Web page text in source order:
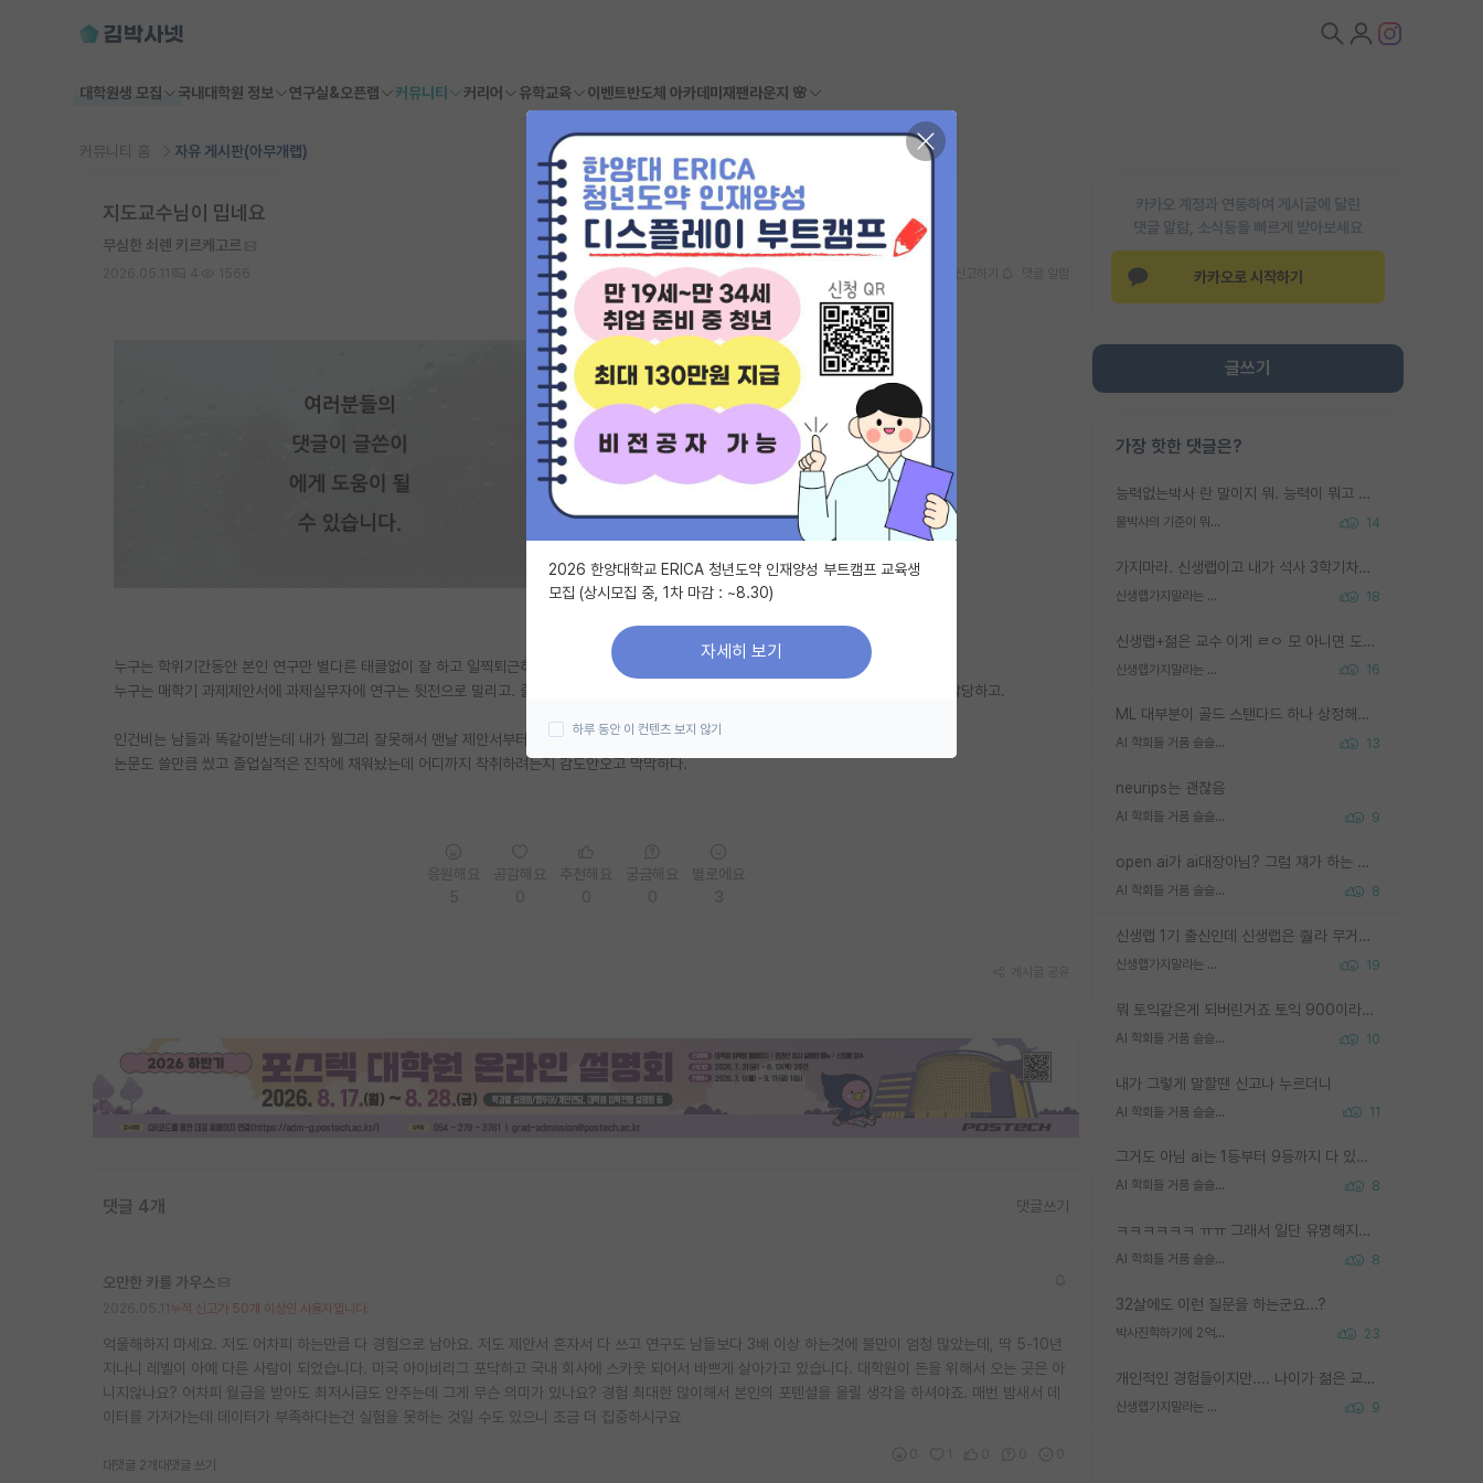
대학원생 모집 국내대학원 정보 연구실&오픈랩 커뮤니티 커리어 유학교육 이벤트반도체 아카데미 재팬라운지 🌸
커뮤니티 홈 자유 게시판(아무개랩)
카카오 계정과 연동하여 게시글에 달린
댓글 알람, 소식등을 빠르게 받아보세요
카카오로 시작하기
글쓰기
가장 핫한 댓글은?
능력없는박사 란 말이지 뭐. 능력이 뭐고 능력이 있다는게 뭔지는 사람마다 기준이 다르니까 얘기해봐야 서로 자기 기준만 얘기해서 논쟁이 끝이 안나고. 주위에서 능력있고 야심있는 신입생이 교수가 유의미한 피드백을 아예 안주면서 제대로된 과제에 참여해볼 기회도 제공하지 않고 잡일 뺑뺑이만 돌려서 맨날 단순작업만 하면서 밤새다가 눈빛이 점점 죽어가는걸 본 사람은 물박사는 교수탓이라고 하고, 교수는 이것저것 알려도 주고 기회도 주고 사수 동기 붙여주면서 어떻게든 끌고가려고 하는데 본인이 매일 뺀질거리면서 출근 하는둥마는둥 하다가 기껏 와서도 폰이나 쳐다보다가 실험 망치고 저녁약속있어서 먼저 가볼게요~ 하는걸 본 사람은 물박사는 본인탓이라고 함.
물박사의 기준이 뭐임? 14
가지마라. 신생랩이고 내가 석사 3학기차인데 최고참인데 나도 아무것도 모르는데 교수가 후배들 왜 논문 교육 안시키냐. 논문 왜 안 써오냐 닦달한다
신생랩가지말라는 이유가 있었구나 18
신생랩+젊은 교수 이게 ㄹㅇ 모 아니면 도인듯.
신생랩가지말라는 이유가 있었구나 16
ML 대부분이 골드 스탠다드 하나 상정해놓고 (벤치마크 데이터셋이 여러 개면 여러 개 상정) 그거 얼마나 잘 맞추나 싸움임 가끔 번뜩이는 설계 철학을 보여주는 논문들도 있지만 대부분 그거 성적 얼마나 더 올리느라에 혈안이 되어 있는 측면이 잇음
AI 학회들 거품 슬슬 지적이 나오네요 13
neurips는 괜찮음
AI 학회들 거품 슬슬 지적이 나오네요 9
open ai가 ai대장아님? 그럼 쟤가 하는 말이 다 맞겠네
AI 학회들 거품 슬슬 지적이 나오네요 8
신생랩 1기 출신인데 신생랩은 줠라 무거운 바벨 같은거임. 들면 대박인데 못들면 깔려 죽음. 아무도 알려주지 않는 환경에서 자생해야하지만, 일단 살아남았다면 그 어떤 사람보다 악착같고 생존력 높은 사람으로 거듭날 수 있음
신생랩가지말라는 이유가 있었구나 19
뭐 토익같은게 되버린거죠 토익 900이라고 영어잘하는건 아닙니다만 잘하는사람은 다 900을 넘는 그런
AI 학회들 거품 슬슬 지적이 나오네요 10
내가 그렇게 말할땐 신고나 누르더니
AI 학회들 거품 슬슬 지적이 나오네요 11
그거도 아님 ai는 1등부터 9등까지 다 있음 그거도 없는 사람은 뭐냐 교수가 그냥 못하게 한거 1등급도 교수가 막으면 안됨
AI 학회들 거품 슬슬 지적이 나오네요 8
ㅋㅋㅋㅋㅋㅋ ㅠㅠ 그래서 일단 유명해지는게 중요한거같습니다
AI 학회들 거품 슬슬 지적이 나오네요 8
32살에도 이런 질문을 하는군요...?
박사진학하기에 2억은 괜찮은 (?) 정도의 경제력인가요 23
개인적인 경험들이지만.... 나이가 젊은 교수일수록 꼰대라는 가면을 쓴 채로 무례함을 행동하는 경우가 거의 90% 정도였음. 나이가 어린데 다른 또래들과 달리 명예, 권력, 재력까지 얻었으니 세상 다 가진 기분이겠지. 오히러 나이 든 교수들이 행동과 말을 더 조심하시더라.
신생랩가지말라는 이유가 있었구나 9
지도교수님이 밉네요
무심한 쇠렌 키르케고르
누구는 학위기간동안 본인 연구만 별다른 태클없이 잘 하고 일찍퇴근하고
누구는 매학기 과제제안서에 과제실무자에 연구는 뒷전으로 밀리고. 졸업해야하는데 매번 밤새서 들고간 연구결과는 부족하다고 졸업으로 협박당하고.
인건비는 남들과 똑같이받는데 내가 뭘그리 잘못해서 맨날 제안서부터 과제까지 대부분을 담당해야하는지.
논문도 쓸만큼 썼고 졸업실적은 진작에 채워놨는데 어디까지 착취하려는지 감도안오고 막막하다.
댓글 4개 댓글쓰기
오만한 카를 가우스
누적 신고가 50개 이상인 사용자입니다.
억울해하지 마세요. 저도 어차피 하는만큼 다 경험으로 남아요. 저도 제안서 혼자서 다 쓰고 연구도 남들보다 3배 이상 하는것에 불만이 엄청 많았는데, 딱 5-10년
지나니 레벨이 아예 다른 사람이 되었습니다. 미국 아이비리그 포닥하고 국내 회사에 스카웃 되어서 바쁘게 살아가고 있습니다. 대학원이 돈을 위해서 오는 곳은 아
니지않나요? 어차피 월급을 받아도 최저시급도 안주는데 그게 무슨 의미가 있나요? 경험 최대한 많이해서 본인의 포텐셜을 올릴 생각을 하셔야죠. 매번 밤새서 데
이터를 가져가는데 데이터가 부족하다는건 실험을 못하는 것일 수도 있으니 조금 더 집중하시구요
대댓글 2개 대댓글 쓰기
2026 한양대학교 ERICA 청년도약 인재양성 부트캠프 교육생
모집 (상시모집 중, 1차 마감 : ~8.30)
자세히 보기
하루 동안 이 컨텐츠 보지 않기